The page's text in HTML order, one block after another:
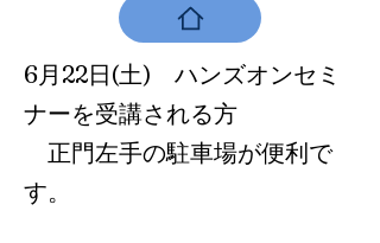
6月22日(土) ハンズオンセミ
ナーを受講される方
正門左手の駐車場が便利で
す。